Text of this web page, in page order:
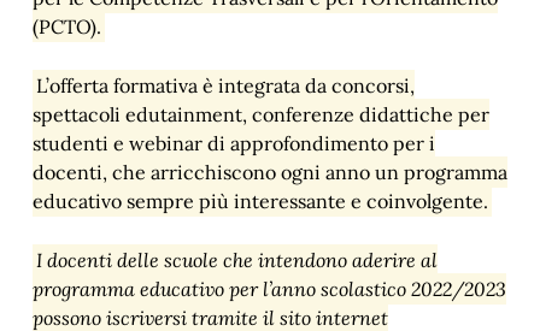
(PCTO).
L’offerta formativa è integrata da concorsi,
spettacoli edutainment, conferenze didattiche per
studenti e webinar di approfondimento per i
docenti, che arricchiscono ogni anno un programma
educativo sempre più interessante e coinvolgente.
I docenti delle scuole che intendono aderire al
programma educativo per l’anno scolastico 2022/2023
possono iscriversi tramite il sito internet